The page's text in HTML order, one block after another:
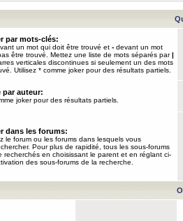
par mots-clés:
un mot qui doit être trouvé et - devant un mot
être trouvé. Mettez une liste de mots séparés par|
verticales discontinues si seulement un des mots
Utilisez * comme joker pour des résultats partiels.
par auteur:
joker pour des résultats partiels.
dans les forums:
le forum ou les forums dans lesquels vous
Pour plus de rapidité, tous les sous-forums
recherchés en choisissant le parent et en réglant ci-
des sous-forums de la recherche.